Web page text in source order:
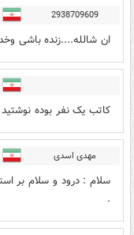
2938709609
ان شالله....زنده باشی
کاتب یک نفر بوده نوشتید
مهدی اسدی
سلام : درود و سلام بر
.